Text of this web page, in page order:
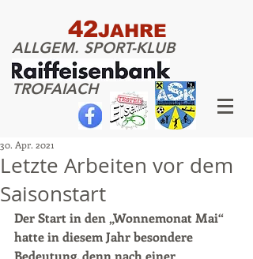
42JAHRE
ALLGEM. SPORT-KLUB
TROFAIACH
Letzte Arbeiten vor dem
Saisonstart
30. Apr. 2021
Der Start in den „Wonnemonat Mai“
hatte in diesem Jahr besondere
Bedeutung, denn nach einer